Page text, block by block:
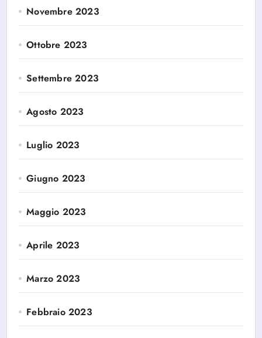
Novembre 2023
Ottobre 2023
Settembre 2023
Agosto 2023
Luglio 2023
Giugno 2023
Maggio 2023
Aprile 2023
Marzo 2023
Febbraio 2023